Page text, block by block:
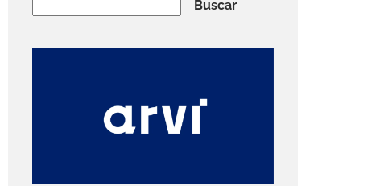
Buscar